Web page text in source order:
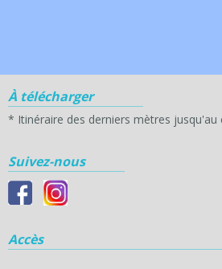
À télécharger
* Itinéraire des derniers mètres jusqu'au
Suivez-nous
Accès